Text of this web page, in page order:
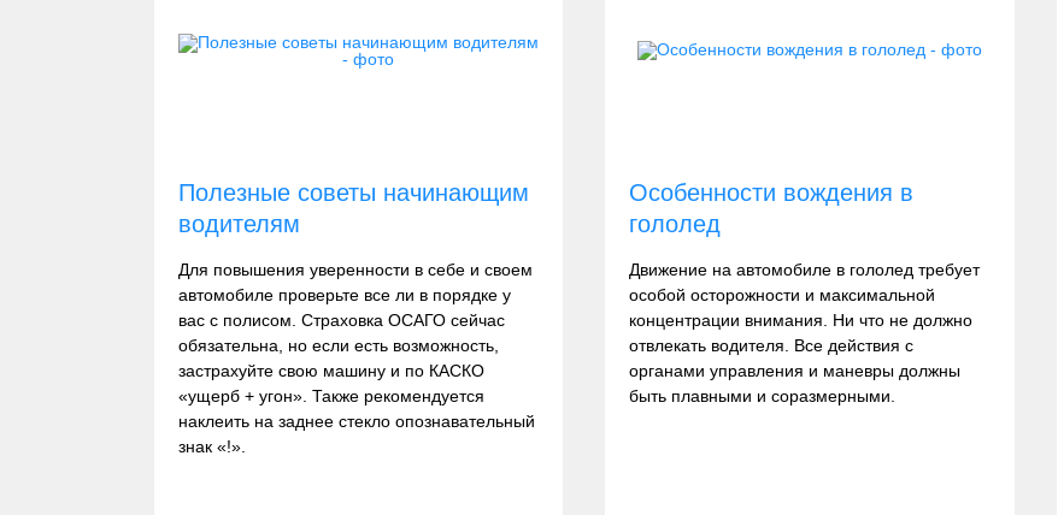
Полезные советы начинающим
водителям
Для повышения уверенности в себе и своем
автомобиле проверьте все ли в порядке у
вас с полисом. Страховка ОСАГО сейчас
обязательна, но если есть возможность,
застрахуйте свою машину и по КАСКО
«ущерб + угон». Также рекомендуется
наклеить на заднее стекло опознавательный
знак «!».
Особенности вождения в
гололед
Движение на автомобиле в гололед требует
особой осторожности и максимальной
концентрации внимания. Ни что не должно
отвлекать водителя. Все действия с
органами управления и маневры должны
быть плавными и соразмерными.